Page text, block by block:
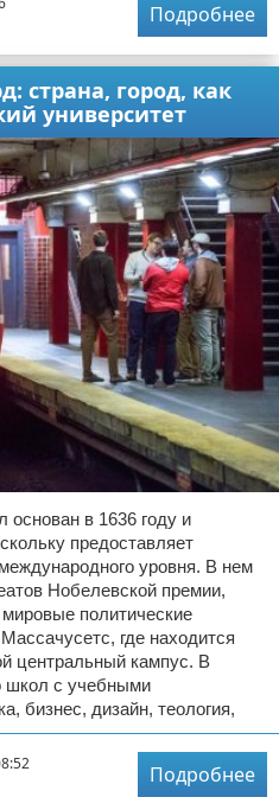
Подробнее
страна, город, как
университет
основан в 1636 году и
предоставляет
уровня. В нем
Нобелевской премии,
политические
где находится
центральный кампус. В
школ с учебными
бизнес, дизайн, теология,
Подробнее